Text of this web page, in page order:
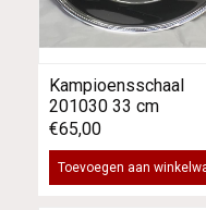
Kampioensschaal
201030 33 cm
€65,00
Toevoegen aan